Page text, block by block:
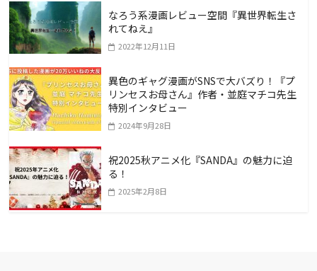
なろう系漫画レビュー空間『異世界転生さ
れてねえ』
2022年12月11日
異色のギャグ漫画がSNSで大バズり！『プ
リンセスお母さん』作者・並庭マチコ先生
特別インタビュー
2024年9月28日
祝2025秋アニメ化『SANDA』の魅力に迫
る！
2025年2月8日